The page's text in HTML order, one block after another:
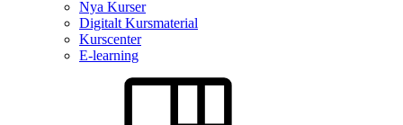
Nya Kurser
Digitalt Kursmaterial
Kurscenter
E-learning